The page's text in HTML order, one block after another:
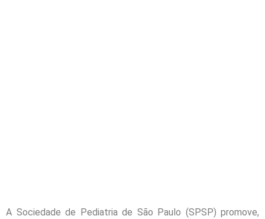
A Sociedade de Pediatria de São Paulo (SPSP) promove,